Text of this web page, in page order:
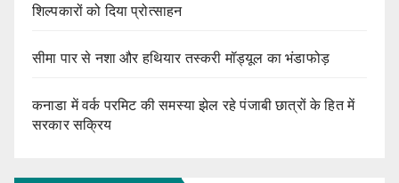
शिल्पकारों को दिया प्रोत्साहन
सीमा पार से नशा और हथियार तस्करी मॉड्यूल का भंडाफोड़
कनाडा में वर्क परमिट की समस्या झेल रहे पंजाबी छात्रों के हित में
सरकार सक्रिय